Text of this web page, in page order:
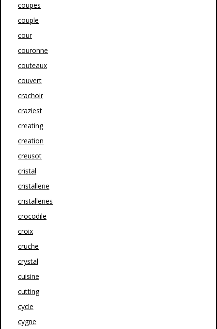
coupes
couple
cour
couronne
couteaux
couvert
crachoir
craziest
creating
creation
creusot
cristal
cristallerie
cristalleries
crocodile
croix
cruche
crystal
cuisine
cutting
cycle
cygne